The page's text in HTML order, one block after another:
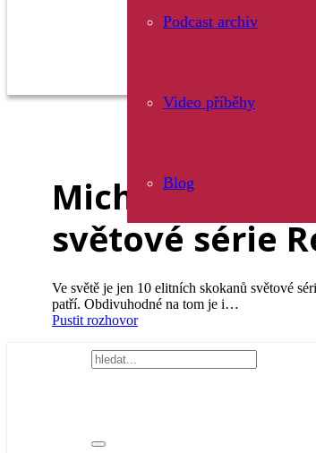
Podcast archiv
Video příběhy
Blog
Michal
světové série
Ve světě je jen 10 elitních skokanů světové
patří. Obdivuhodné na tom je i…
Pustit rozhovor